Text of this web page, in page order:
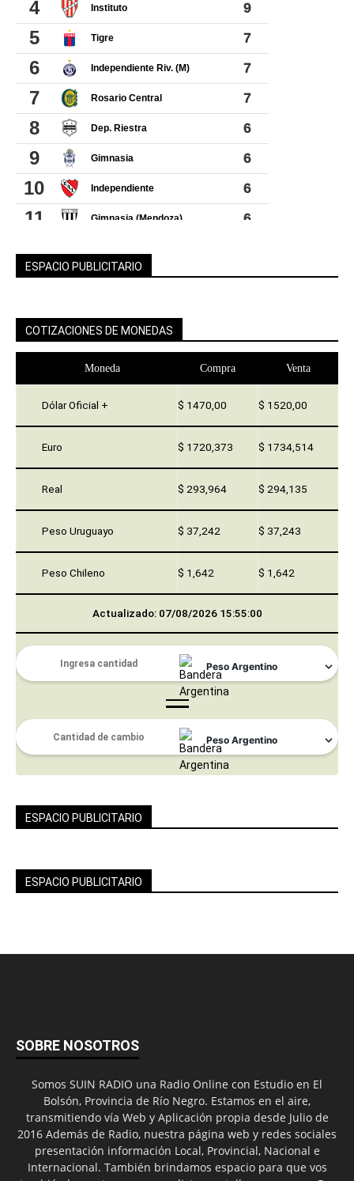
ESPACIO PUBLICITARIO
COTIZACIONES DE MONEDAS
Moneda Compra Venta
Dólar Oficial + $ 1470,00 $ 1520,00
Euro $ 1720,373 $ 1734,514
Real $ 293,964 $ 294,135
Peso Uruguayo $ 37,242 $ 37,243
Peso Chileno $ 1,642 $ 1,642
Actualizado: 07/08/2026 15:55:00
ESPACIO PUBLICITARIO
ESPACIO PUBLICITARIO
SOBRE NOSOTROS
Somos SUIN RADIO una Radio Online con Estudio en El
Bolsón, Provincia de Río Negro. Estamos en el aire,
transmitiendo vía Web y Aplicación propia desde Julio de
2016 Además de Radio, nuestra página web y redes sociales
presentación información Local, Provincial, Nacional e
Internacional. También brindamos espacio para que vos